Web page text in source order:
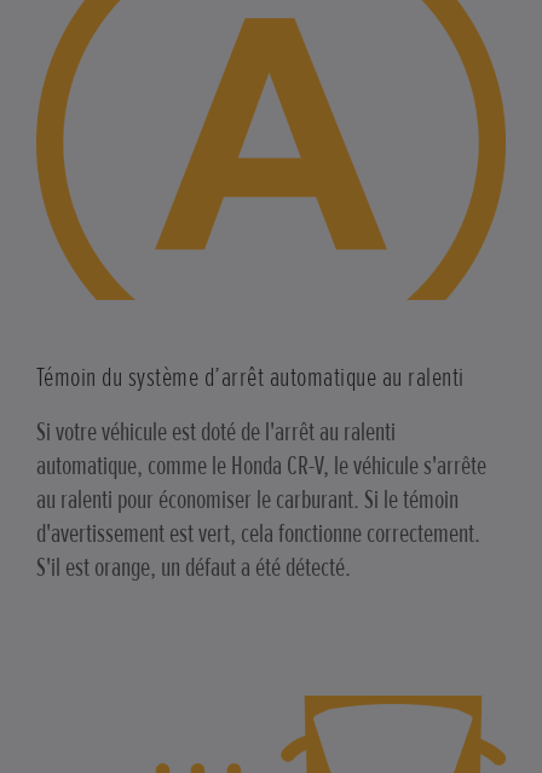
Témoin du système d’arrêt automatique au ralenti
Si votre véhicule est doté de l'arrêt au ralenti
automatique, comme le Honda CR-V, le véhicule s'arrête
au ralenti pour économiser le carburant. Si le témoin
d'avertissement est vert, cela fonctionne correctement.
S'il est orange, un défaut a été détecté.